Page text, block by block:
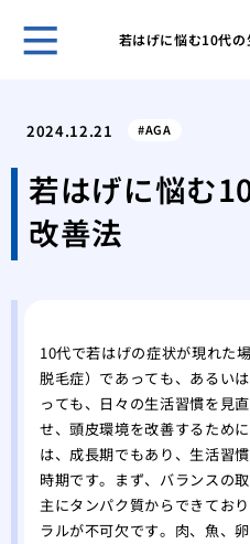
若はげに悩む10代
2024.12.21 AGA
若はげに悩む
改善法
10代で若はげの症状が現れた
脱毛症）であっても、あるい
っても、日々の生活習慣を見
せ、頭皮環境を改善するため
は、成長期でもあり、生活習
時期です。まず、バランスの
主にタンパク質からできてお
ラルが不可欠です。肉、魚、